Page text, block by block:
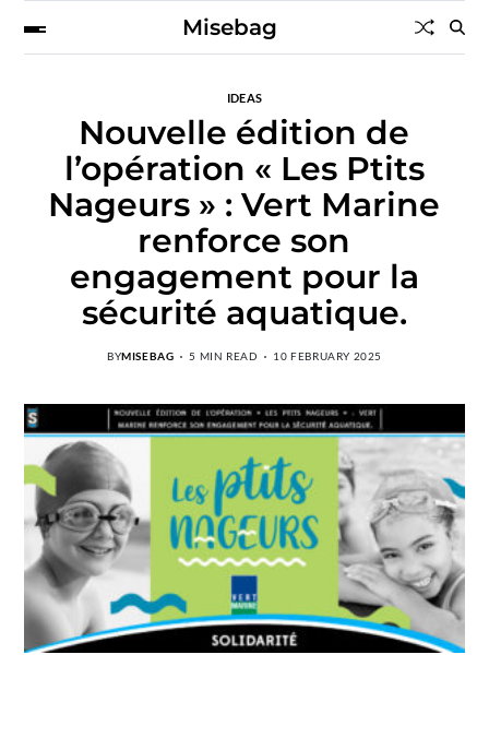
Misebag
IDEAS
Nouvelle édition de
l’opération « Les Ptits
Nageurs » : Vert Marine
renforce son
engagement pour la
sécurité aquatique.
BYMISEBAG 5 MIN READ 10 FEBRUARY 2025